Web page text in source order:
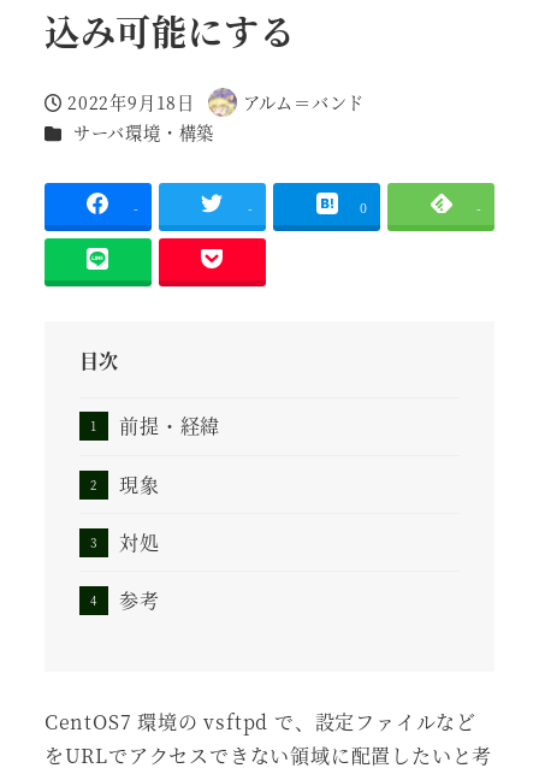
込み可能にする
投稿日
2022年9月18日
著
者
アルム＝バンド
カテゴリー
サーバ環境・構築
- - 0 -
目次
前提・経緯
現象
対処
参考
CentOS7 環境の vsftpd で、設定ファイルなど
をURLでアクセスできない領域に配置したいと考